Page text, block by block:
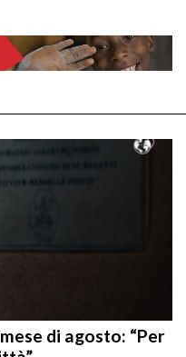
di agosto: “Per